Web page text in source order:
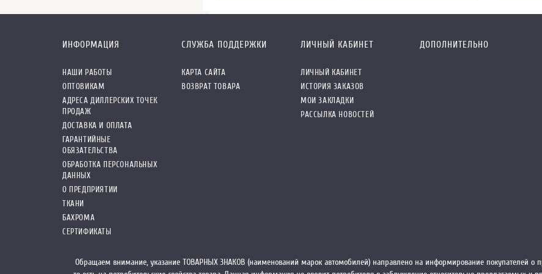
ИНФОРМАЦИЯ
НАШИ РАБОТЫ
ОПТОВИКАМ
АДРЕСА ДИЛЛЕРСКИХ ТОЧЕК
ПРОДАЖ
ДОСТАВКА И ОПЛАТА
ГАРАНТИЙНЫЕ
ОБЯЗАТЕЛЬСТВА
ОБРАБОТКА ПЕРСОНАЛЬНЫХ
ДАННЫХ
О ПРЕДПРИЯТИИ
ТКАНИ
БАХРОМА
СЕРТИФИКАТЫ
СЛУЖБА ПОДДЕРЖКИ
КАРТА САЙТА
ВОЗВРАТ ТОВАРА
ЛИЧНЫЙ КАБИНЕТ
ЛИЧНЫЙ КАБИНЕТ
ИСТОРИЯ ЗАКАЗОВ
МОИ ЗАКЛАДКИ
РАССЫЛКА НОВОСТЕЙ
ДОПОЛНИТЕЛЬНО
Обращаем внимание, указание ТОВАРНЫХ ЗНАКОВ (наименований марок автомобилей) направлено на информирование покупателей о